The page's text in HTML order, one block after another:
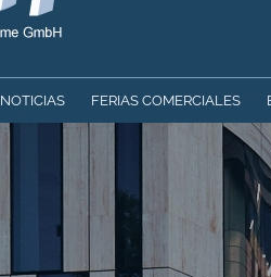
NOTICIAS FERIAS COMERCIALES